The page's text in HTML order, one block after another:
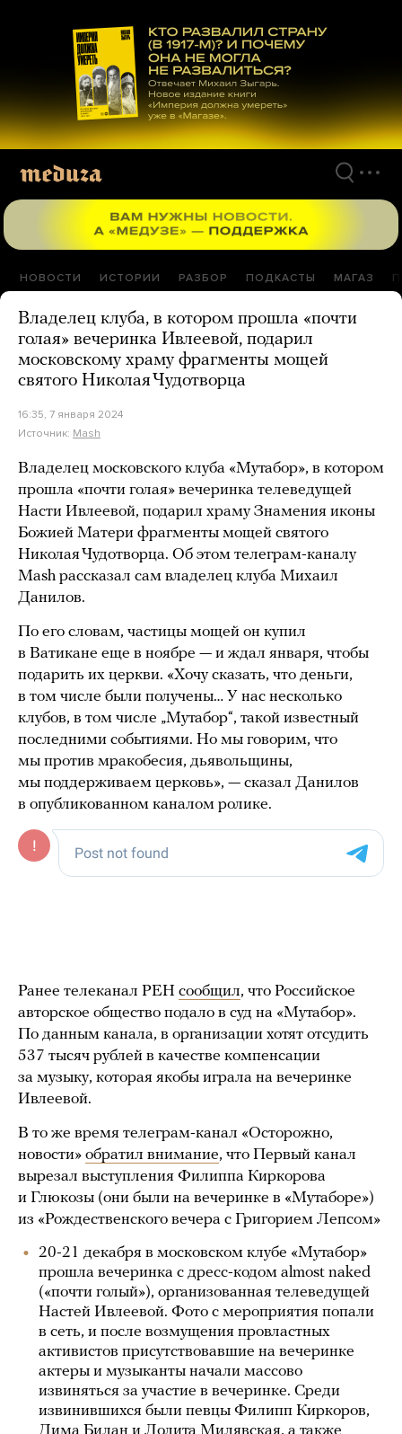
материалам
НОВОСТИ ИСТОРИИ РАЗБОР ПОДКАСТЫ МАГАЗ
Владелец клуба, в котором прошла «почти
голая» вечеринка Ивлеевой, подарил
московскому храму фрагменты мощей
святого Николая Чудотворца
16:35, 7 января 2024
Источник: Mash
Владелец московского клуба «Мутабор», в котором
прошла «почти голая» вечеринка телеведущей
Насти Ивлеевой, подарил храму Знамения иконы
Божией Матери фрагменты мощей святого
Николая Чудотворца. Об этом телеграм-каналу
Mash рассказал сам владелец клуба Михаил
Данилов.
По его словам, частицы мощей он купил
в Ватикане еще в ноябре — и ждал января, чтобы
подарить их церкви. «Хочу сказать, что деньги,
в том числе были получены… У нас несколько
клубов, в том числе „Мутабор“, такой известный
последними событиями. Но мы говорим, что
мы против мракобесия, дьявольщины,
мы поддерживаем церковь», — сказал Данилов
в опубликованном каналом ролике.
Ранее телеканал РЕН сообщил, что Российское
авторское общество подало в суд на «Мутабор».
По данным канала, в организации хотят отсудить
537 тысяч рублей в качестве компенсации
за музыку, которая якобы играла на вечеринке
Ивлеевой.
В то же время телеграм-канал «Осторожно,
новости» обратил внимание, что Первый канал
вырезал выступления Филиппа Киркорова
и Глюкозы (они были на вечеринке в «Мутаборе»)
из «Рождественского вечера с Григорием Лепсом»
20-21 декабря в московском клубе «Мутабор»
прошла вечеринка с дресс-кодом almost naked
(«почти голый»), организованная телеведущей
Настей Ивлеевой. Фото с мероприятия попали
в сеть, и после возмущения провластных
активистов присутствовавшие на вечеринке
актеры и музыканты начали массово
извиняться за участие в вечеринке. Среди
извинившихся были певцы Филипп Киркоров,